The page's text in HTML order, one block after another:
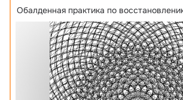
Обалденная практика по